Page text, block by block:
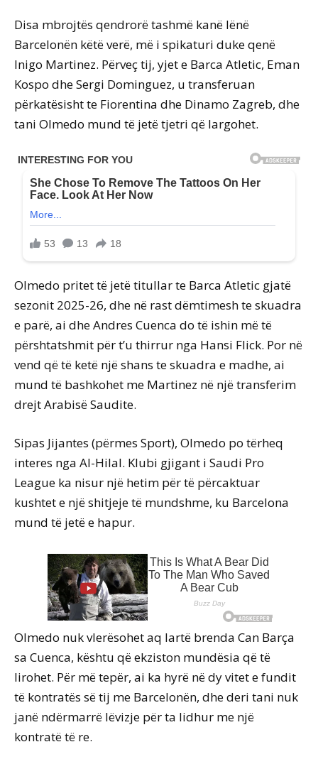
Disa mbrojtës qendrorë tashmë kanë lënë
Barcelonën këtë verë, më i spikaturi duke qenë
Inigo Martinez. Përveç tij, yjet e Barca Atletic, Eman
Kospo dhe Sergi Dominguez, u transferuan
përkatësisht te Fiorentina dhe Dinamo Zagreb, dhe
tani Olmedo mund të jetë tjetri që largohet.
Olmedo pritet të jetë titullar te Barca Atletic gjatë
sezonit 2025-26, dhe në rast dëmtimesh te skuadra
e parë, ai dhe Andres Cuenca do të ishin më të
përshtatshmit për t’u thirrur nga Hansi Flick. Por në
vend që të ketë një shans te skuadra e madhe, ai
mund të bashkohet me Martinez në një transferim
drejt Arabisë Saudite.
Sipas Jijantes (përmes Sport), Olmedo po tërheq
interes nga Al-Hilal. Klubi gjigant i Saudi Pro
League ka nisur një hetim për të përcaktuar
kushtet e një shitjeje të mundshme, ku Barcelona
mund të jetë e hapur.
Olmedo nuk vlerësohet aq lartë brenda Can Barça
sa Cuenca, kështu që ekziston mundësia që të
lirohet. Për më tepër, ai ka hyrë në dy vitet e fundit
të kontratës së tij me Barcelonën, dhe deri tani nuk
janë ndërmarrë lëvizje për ta lidhur me një
kontratë të re.